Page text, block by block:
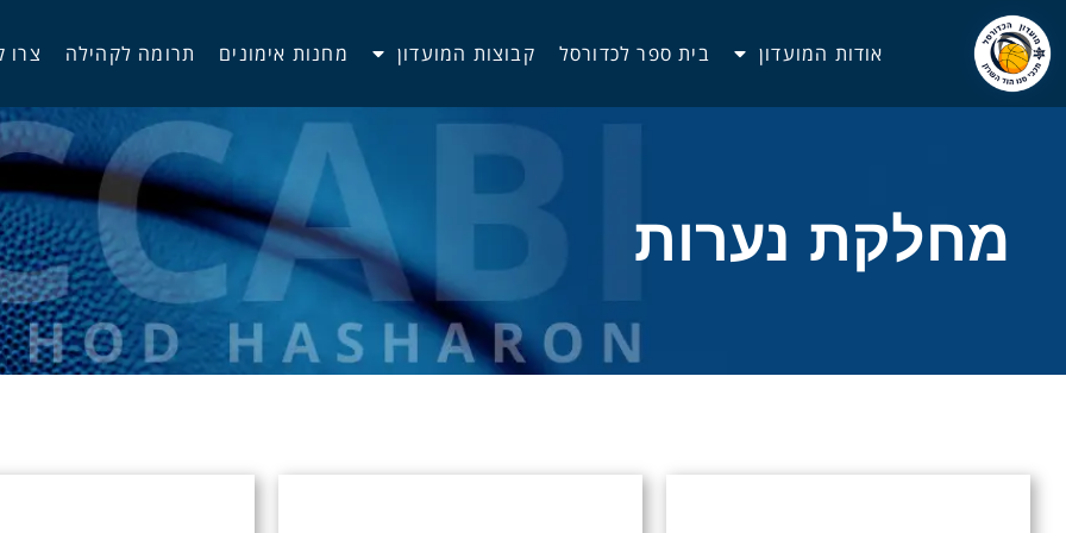
אודות המועדון בית ספר לכדורסל קבוצות המועדון מחנות אימונים תרומה לקהילה צרו
מחלקת נערות